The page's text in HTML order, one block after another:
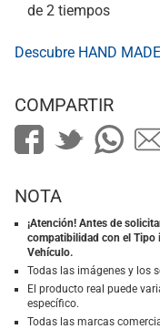
de 2 tiempos
Descubre HAND
COMPARTIR
NOTA
¡Atención! Antes de
compatibilidad con el Tipo
Vehículo.
Todas las imágenes y los
El producto real puede
específico.
Todas las marcas